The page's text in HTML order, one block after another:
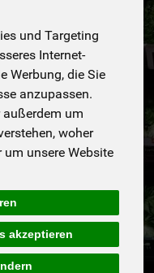
und Targeting
Internet-
Werbung, die Sie
anzupassen.
um
woher
um unsere Website
akzeptieren